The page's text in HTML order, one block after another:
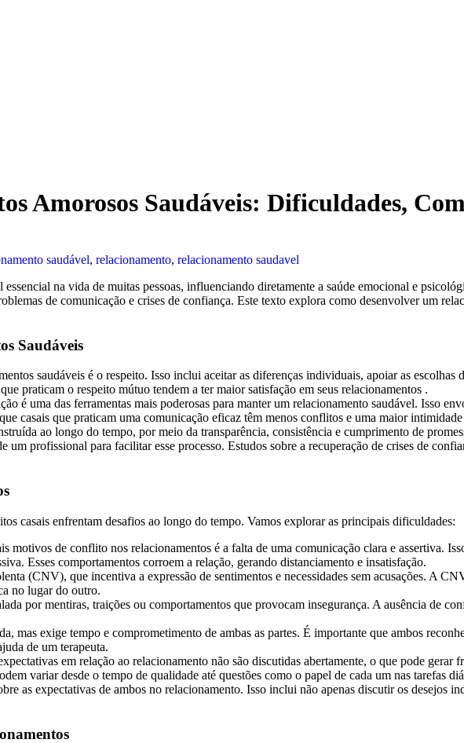
Amorosos Saudáveis: Dificuldades,
saudável, relacionamento, relacionamento saudavel
na vida de muitas pessoas, influenciando diretamente a saúde emocional e
de comunicação e crises de confiança. Este texto explora como desenvolver um
Saudáveis
saudáveis é o respeito. Isso inclui aceitar as diferenças individuais, apoiar as
praticam o respeito mútuo tendem a ter maior satisfação em seus relacionamentos .
é uma das ferramentas mais poderosas para manter um relacionamento saudável. Isso
casais que praticam uma comunicação eficaz têm menos conflitos e uma maior
ao longo do tempo, por meio da transparência, consistência e cumprimento de
um profissional para facilitar esse processo. Estudos sobre a recuperação de crises de
casais enfrentam desafios ao longo do tempo. Vamos explorar as principais dificuldades:
motivos de conflito nos relacionamentos é a falta de uma comunicação clara e assertiva.
Esses comportamentos corroem a relação, gerando distanciamento e insatisfação.
(CNV), que incentiva a expressão de sentimentos e necessidades sem acusações. A
no lugar do outro.
por mentiras, traições ou comportamentos que provocam insegurança. A ausência de
mas exige tempo e comprometimento de ambas as partes. É importante que ambos
de um terapeuta.
em relação ao relacionamento não são discutidas abertamente, o que pode gerar
variar desde o tempo de qualidade até questões como o papel de cada um nas tarefas
as expectativas de ambos no relacionamento. Isso inclui não apenas discutir os desejos